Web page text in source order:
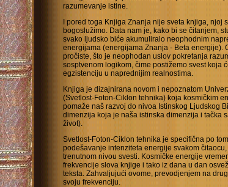
razumevanje istine.
I pored toga Knjiga Znanja nije sveta knjiga, njoj
bogoslužimo. Data nam je, kako bi se čitanjem,
svako ljudsko biće akumuliralo neophodnim
energijama (energijama Znanja - Beta energije).
pročiste, što je neophodan uslov pokretanja
sosptvenom logikom, čime postižemo svest koja
egzistenciju u naprednijim realnostima.
Knjiga je dizajnirana novom i nepoznatom
(Svetlost-Foton-Ciklon tehnika) koja kosmičkim
pomaže naš razvoj do nivoa Istinskog Ljudskog
dimenzija koja je naša istinska dimenzija i tačka
život).
Svetlost-Foton-Ciklon tehnika je specifična po
podešavanje intenziteta energije svakom
trenutnom nivou svesti. Kosmičke energije
frekvencije slova knjige i tako iz dana u dan
teksta. Zahvaljujući ovome, prevodjenjem na
svoju frekvenciju.